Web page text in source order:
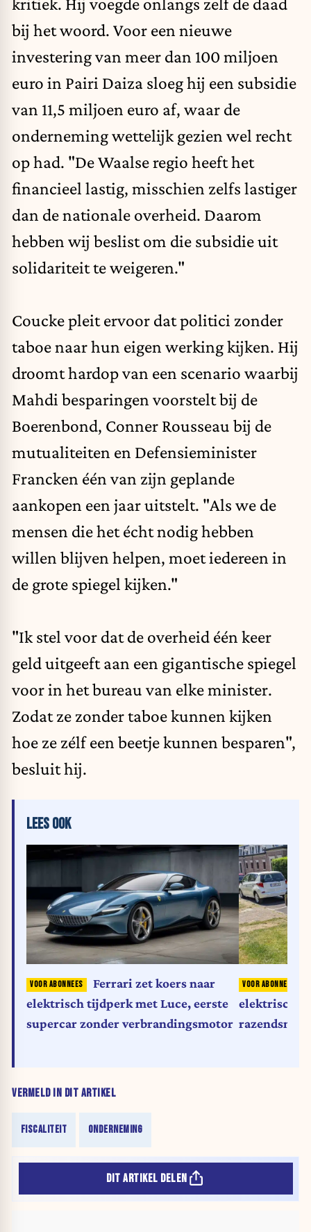
bij het woord. Voor een nieuwe
investering van meer dan 100 miljoen
euro in Pairi Daiza sloeg hij een subsidie
van 11,5 miljoen euro af, waar de
onderneming wettelijk gezien wel recht
op had. "De Waalse regio heeft het
financieel lastig, misschien zelfs lastiger
dan de nationale overheid. Daarom
hebben wij beslist om die subsidie uit
solidariteit te weigeren."
Coucke pleit ervoor dat politici zonder
taboe naar hun eigen werking kijken. Hij
droomt hardop van een scenario waarbij
Mahdi besparingen voorstelt bij de
Boerenbond, Conner Rousseau bij de
mutualiteiten en Defensieminister
Francken één van zijn geplande
aankopen een jaar uitstelt. "Als we de
mensen die het écht nodig hebben
willen blijven helpen, moet iedereen in
de grote spiegel kijken."
"Ik stel voor dat de overheid één keer
geld uitgeeft aan een gigantische spiegel
voor in het bureau van elke minister.
Zodat ze zonder taboe kunnen kijken
hoe ze zélf een beetje kunnen besparen",
besluit hij.
VERMELD IN DIT ARTIKEL
FISCALITEIT ONDERNEMING
LEES OOK
Ferrari zet koers naar
elektrisch tijdperk met Luce, eerste
supercar zonder verbrandingsmotor
elektrische
razendsnel
DIT ARTIKEL DELEN